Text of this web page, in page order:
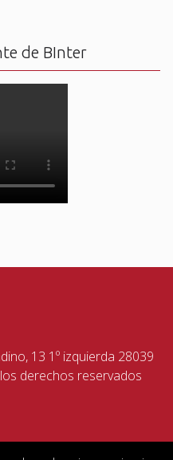
de BInter
13 1º izquierda 28039
derechos reservados